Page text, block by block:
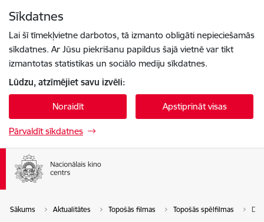
Sīkdatnes
Lai šī tīmekļvietne darbotos, tā izmanto obligāti nepieciešamās
sīkdatnes. Ar Jūsu piekrišanu papildus šajā vietnē var tikt
izmantotas statistikas un sociālo mediju sīkdatnes.
Lūdzu, atzīmējiet savu izvēli:
Noraidīt Apstiprināt visas
Pārvaldīt sīkdatnes
Sākums Aktualitātes Topošās filmas Topošās spēlfilmas